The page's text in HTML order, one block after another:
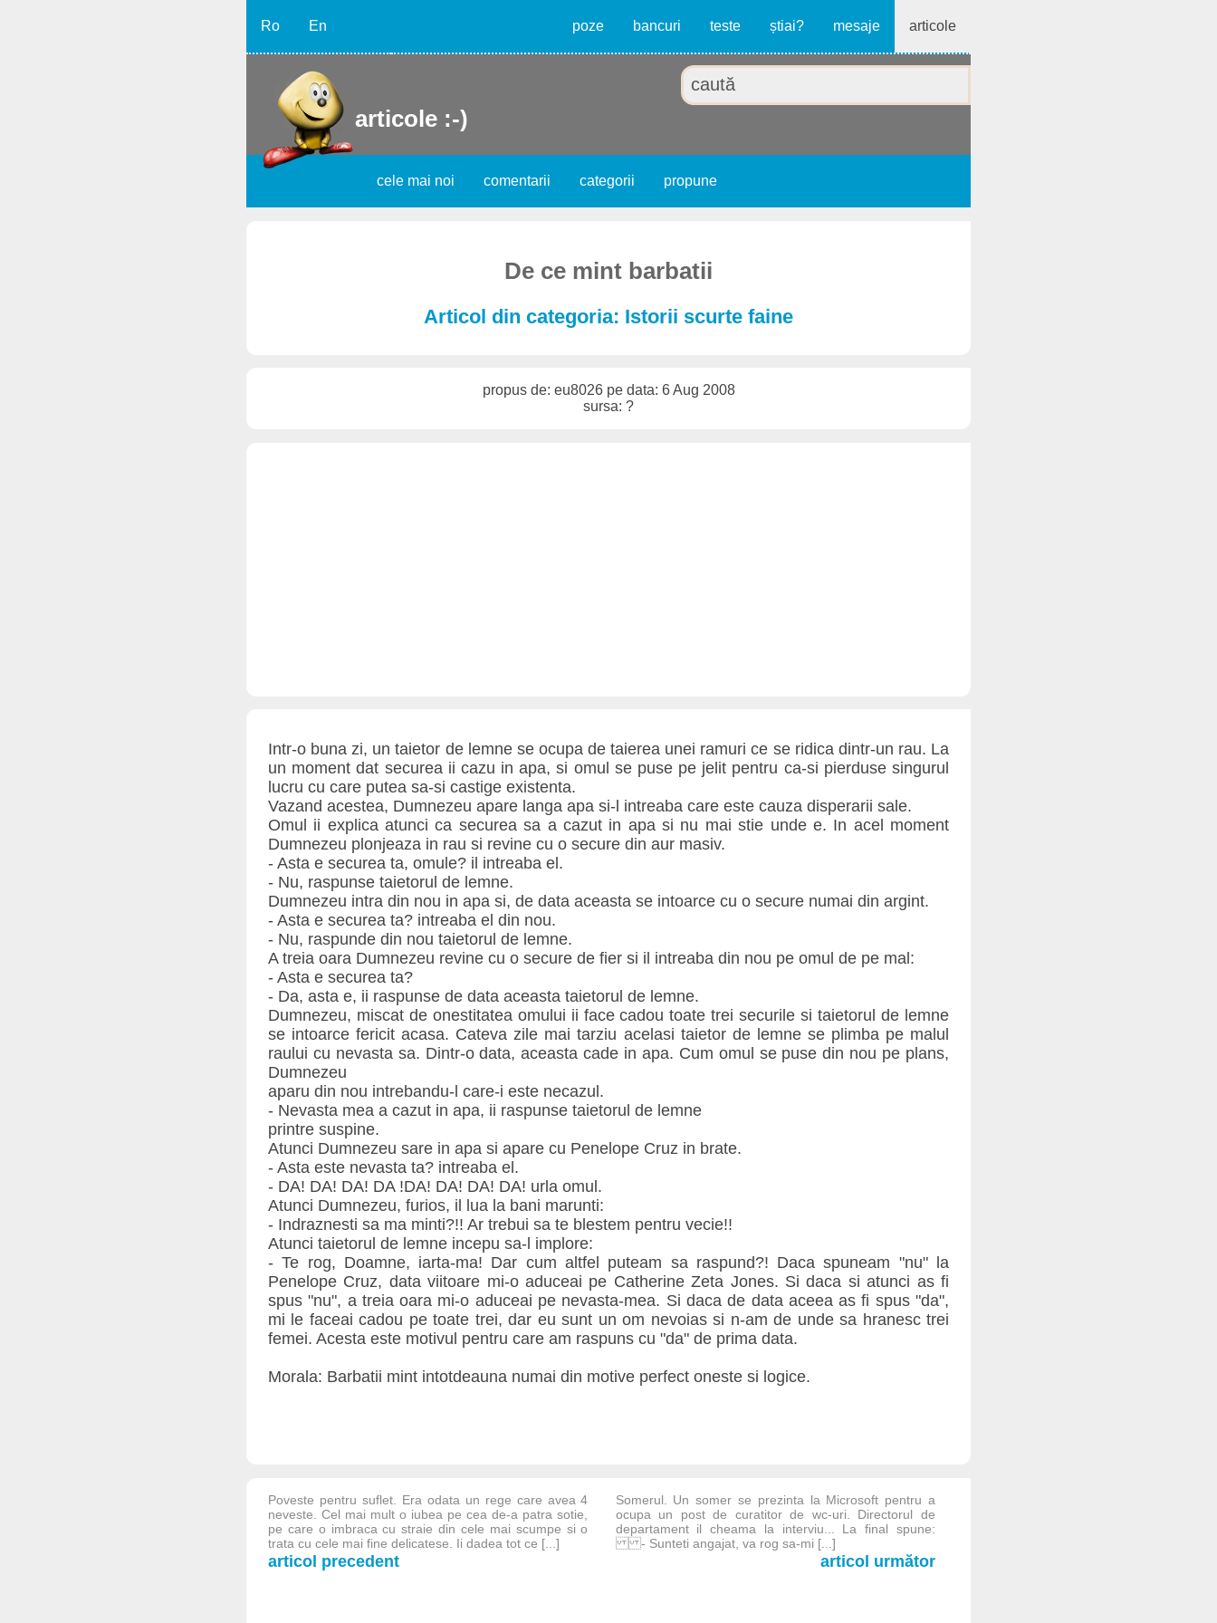
Ro En poze bancuri teste știai? mesaje articole
articole :-)
cele mai noi comentarii categorii propune
De ce mint barbatii
Articol din categoria: Istorii scurte faine
propus de: eu8026 pe data: 6 Aug 2008
sursa: ?
Intr-o buna zi, un taietor de lemne se ocupa de taierea unei ramuri ce se ridica dintr-un rau. La
un moment dat securea ii cazu in apa, si omul se puse pe jelit pentru ca-si pierduse singurul
lucru cu care putea sa-si castige existenta.
Vazand acestea, Dumnezeu apare langa apa si-l intreaba care este cauza disperarii sale.
Omul ii explica atunci ca securea sa a cazut in apa si nu mai stie unde e. In acel moment
Dumnezeu plonjeaza in rau si revine cu o secure din aur masiv.
- Asta e securea ta, omule? il intreaba el.
- Nu, raspunse taietorul de lemne.
Dumnezeu intra din nou in apa si, de data aceasta se intoarce cu o secure numai din argint.
- Asta e securea ta? intreaba el din nou.
- Nu, raspunde din nou taietorul de lemne.
A treia oara Dumnezeu revine cu o secure de fier si il intreaba din nou pe omul de pe mal:
- Asta e securea ta?
- Da, asta e, ii raspunse de data aceasta taietorul de lemne.
Dumnezeu, miscat de onestitatea omului ii face cadou toate trei securile si taietorul de lemne
se intoarce fericit acasa. Cateva zile mai tarziu acelasi taietor de lemne se plimba pe malul
raului cu nevasta sa. Dintr-o data, aceasta cade in apa. Cum omul se puse din nou pe plans,
Dumnezeu
aparu din nou intrebandu-l care-i este necazul.
- Nevasta mea a cazut in apa, ii raspunse taietorul de lemne
printre suspine.
Atunci Dumnezeu sare in apa si apare cu Penelope Cruz in brate.
- Asta este nevasta ta? intreaba el.
- DA! DA! DA! DA !DA! DA! DA! DA! urla omul.
Atunci Dumnezeu, furios, il lua la bani marunti:
- Indraznesti sa ma minti?!! Ar trebui sa te blestem pentru vecie!!
Atunci taietorul de lemne incepu sa-l implore:
- Te rog, Doamne, iarta-ma! Dar cum altfel puteam sa raspund?! Daca spuneam "nu" la
Penelope Cruz, data viitoare mi-o aduceai pe Catherine Zeta Jones. Si daca si atunci as fi
spus "nu", a treia oara mi-o aduceai pe nevasta-mea. Si daca de data aceea as fi spus "da",
mi le faceai cadou pe toate trei, dar eu sunt un om nevoias si n-am de unde sa hranesc trei
femei. Acesta este motivul pentru care am raspuns cu "da" de prima data.
Morala: Barbatii mint intotdeauna numai din motive perfect oneste si logice.
Poveste pentru suflet. Era odata un rege care avea 4
neveste. Cel mai mult o iubea pe cea de-a patra sotie,
pe care o imbraca cu straie din cele mai scumpe si o
trata cu cele mai fine delicatese. Ii dadea tot ce [...]
articol precedent
Somerul. Un somer se prezinta la Microsoft pentru a
ocupa un post de curatitor de wc-uri. Directorul de
departament il cheama la interviu... La final spune:
- Sunteti angajat, va rog sa-mi [...]
articol următor